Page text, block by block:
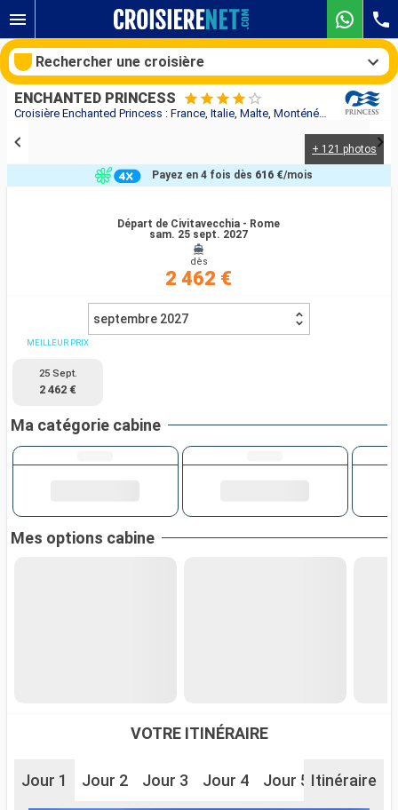
Croisière Enchanted Princess : France, Italie, Malte, Monténégro, Croatie au départ de Civitavecchia - Rome
ENCHANTED PRINCESS
+ 121 photos
Départ de Civitavecchia - Rome
sam. 25 sept. 2027
dès
2 462 €
Payez en 4 fois dès 616 €/mois
septembre 2027
MEILLEUR PRIX
25 Sept.
2 462 €
Ma catégorie cabine
Mes options cabine
VOTRE ITINÉRAIRE
Jour 1 Jour 2 Jour 3 Jour 4 Jour 5 Jour 6
Itinéraire
Rechercher une croisière
Compagnies
Rechercher